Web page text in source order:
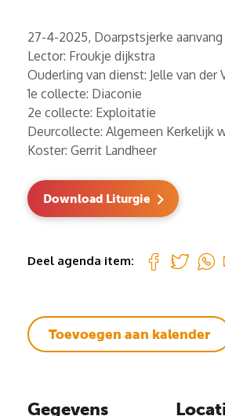
27-4-2025, Doarpstsjerke
Lector: Froukje dijkstra
Ouderling van dienst: Jelle van der
1e collecte: Diaconie
2e collecte: Exploitatie
Deurcollecte: Algemeen Kerkelijk
Koster: Gerrit Landheer
Download Liturgie
Deel agenda item:
Toevoegen aan kalender
Gegevens